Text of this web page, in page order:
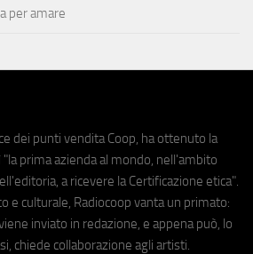
per amare
dei punti vendita Coop, ha ottenuto la
prima azienda al mondo, nell'ambito
a ricevere la Certificazione etica".
e culturale, Radiocoop vanta un primato:
inviato in redazione, e appena può, lo
chiede collaborazione agli artisti.